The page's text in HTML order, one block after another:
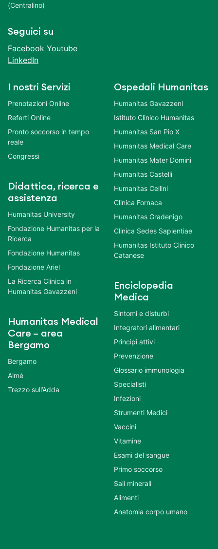
(Centralino)
Seguici su
Facebook Youtube
LinkedIn
I nostri Servizi
Prenotazioni Online
Referti Online
Pronto soccorso in tempo
reale
Congressi
Didattica, ricerca e
assistenza
Humanitas University
Fondazione Humanitas per la
Ricerca
Fondazione Humanitas
Fondazione Ariel
La Ricerca Clinica in
Humanitas Gavazzeni
Humanitas Medical
Care – area
Bergamo
Bergamo
Almè
Trezzo sull’Adda
Ospedali Humanitas
Humanitas Gavazzeni
Istituto Clinico Humanitas
Humanitas San Pio X
Humanitas Medical Care
Humanitas Mater Domini
Humanitas Castelli
Humanitas Cellini
Clinica Fornaca
Humanitas Gradenigo
Clinica Sedes Sapientiae
Humanitas Istituto Clinico
Catanese
Enciclopedia
Medica
Sintomi e disturbi
Integratori alimentari
Principi attivi
Prevenzione
Glossario immunologia
Specialisti
Infezioni
Strumenti Medici
Vaccini
Vitamine
Esami del sangue
Primo soccorso
Sali minerali
Alimenti
Anatomia corpo umano